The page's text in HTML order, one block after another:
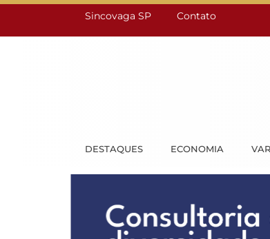
Sincovaga SP Contato
DESTAQUES ECONOMIA